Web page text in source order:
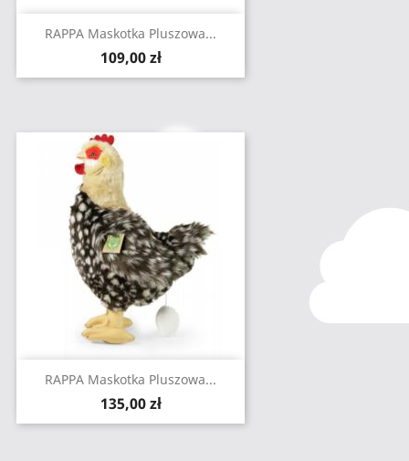
RAPPA Maskotka Pluszowa...
Cena
109,00 zł
RAPPA Maskotka Pluszowa...
Cena
135,00 zł